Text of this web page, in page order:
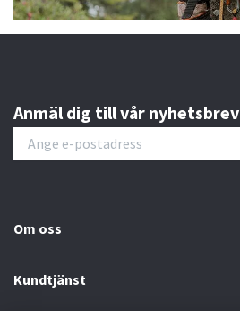
Anmäl dig till vår nyhetsbrev
Om oss
Kundtjänst